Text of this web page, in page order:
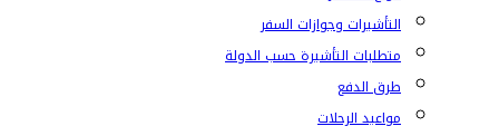
التأشيرات وجوازات السفر
متطلبات التأشيرة حسب الدولة
طرق الدفع
مواعيد الرحلات